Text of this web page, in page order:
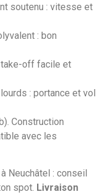
soutenu : vitesse et
: bon
off facile et
: portance et vol
Construction
avec les
Neuchâtel : conseil
spot. Livraison